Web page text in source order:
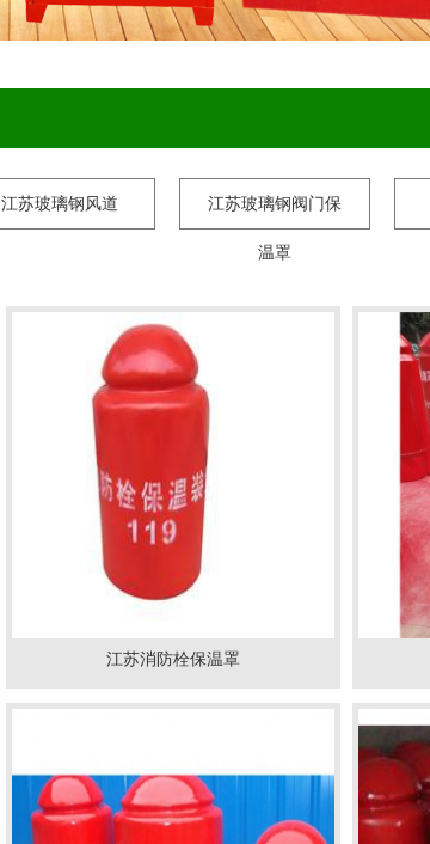
江苏玻璃钢风道 江苏玻璃钢阀门保
温罩
江苏消防栓保温罩